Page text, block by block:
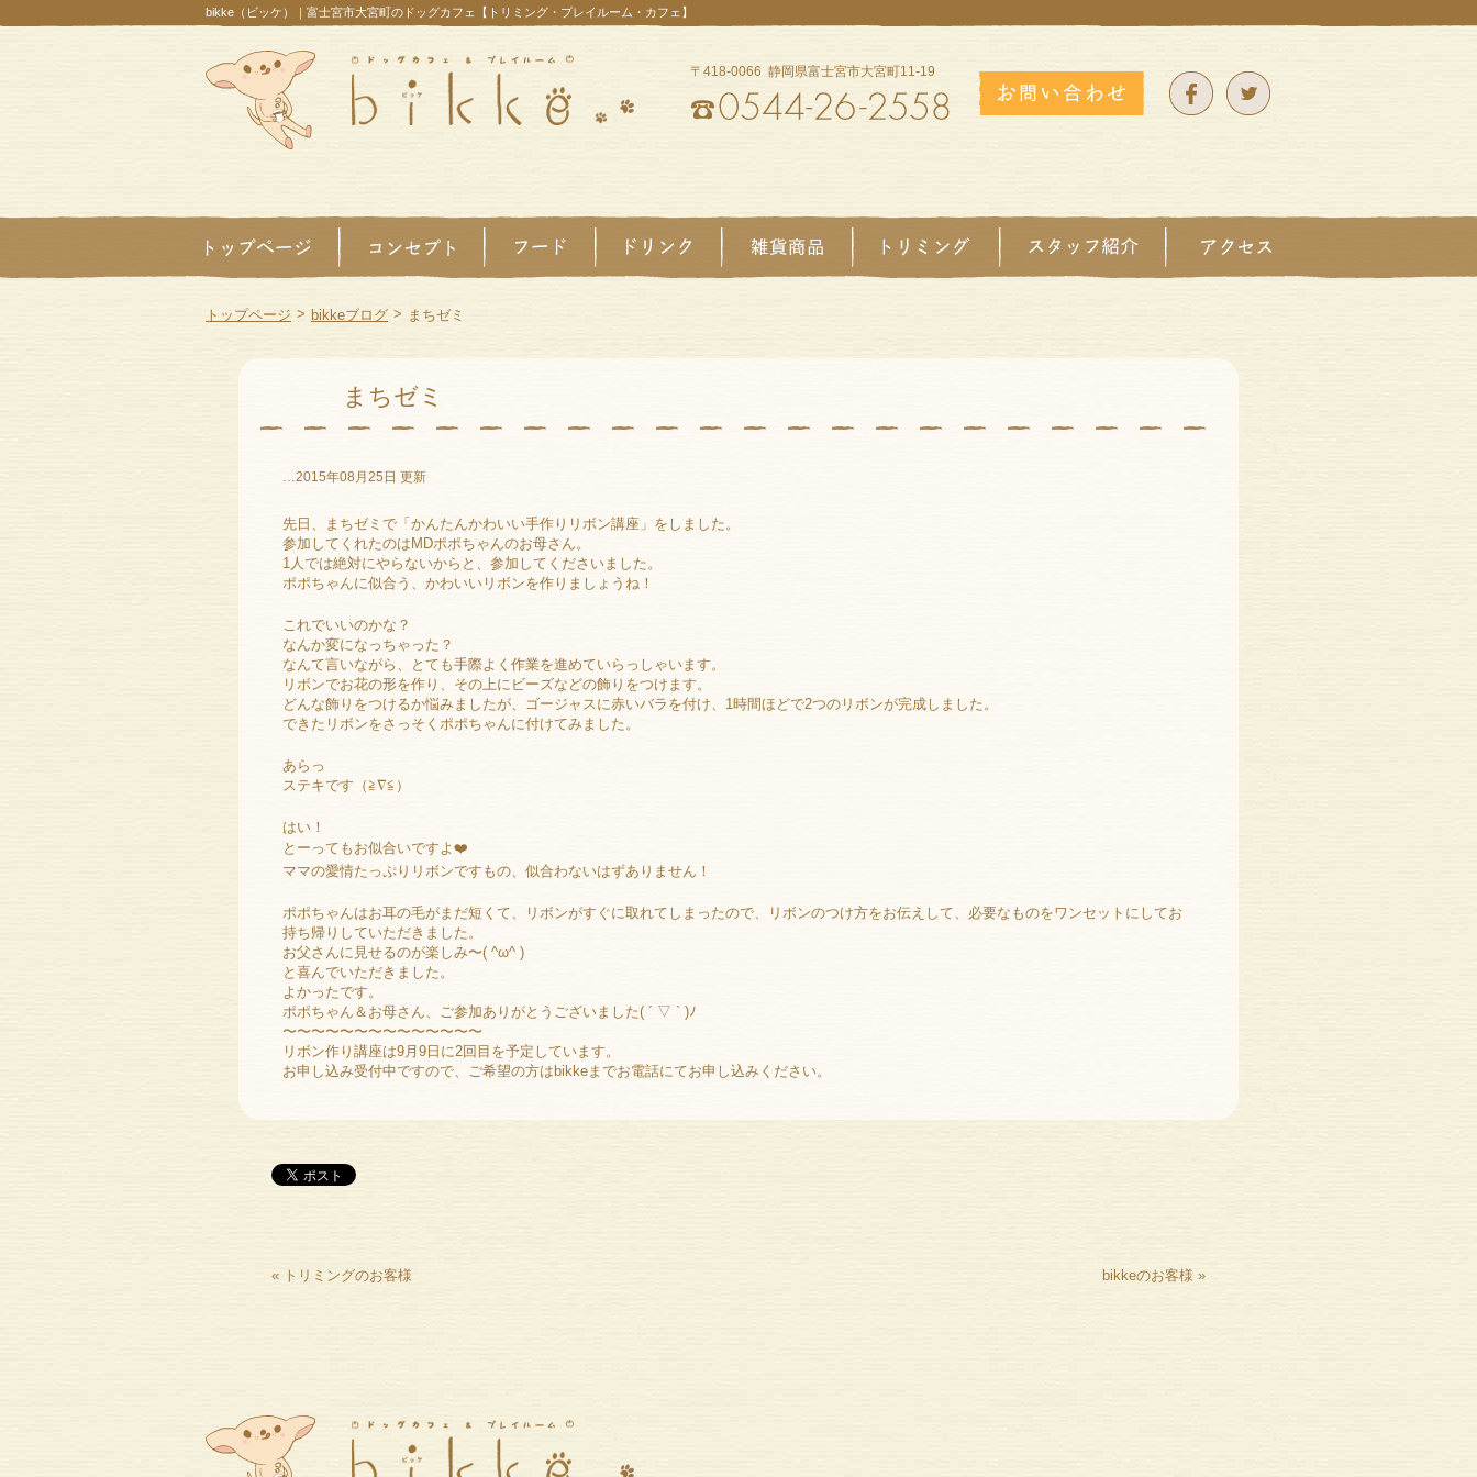
bikke（ビッケ）｜富士宮市大宮町のドッグカフェ【トリミング・プレイルーム・カフェ】
〒418-0066 静岡県富士宮市大宮町11-19
トップページ > bikkeブログ > まちゼミ
まちゼミ
…2015年08月25日 更新
先日、まちゼミで「かんたんかわいい手作りリボン講座」をしました。
参加してくれたのはMDポポちゃんのお母さん。
1人では絶対にやらないからと、参加してくださいました。
ポポちゃんに似合う、かわいいリボンを作りましょうね！
これでいいのかな？
なんか変になっちゃった？
なんて言いながら、とても手際よく作業を進めていらっしゃいます。
リボンでお花の形を作り、その上にビーズなどの飾りをつけます。
どんな飾りをつけるか悩みましたが、ゴージャスに赤いバラを付け、1時間ほどで2つのリボンが完成しました。
できたリボンをさっそくポポちゃんに付けてみました。
あらっ
ステキです（≧∇≦）
はい！
とーってもお似合いですよ❤️
ママの愛情たっぷりリボンですもの、似合わないはずありません！
ポポちゃんはお耳の毛がまだ短くて、リボンがすぐに取れてしまったので、リボンのつけ方をお伝えして、必要なものをワンセットにしてお
持ち帰りしていただきました。
お父さんに見せるのが楽しみ〜( ^ω^ )
と喜んでいただきました。
よかったです。
ポポちゃん＆お母さん、ご参加ありがとうございました( ´ ▽ ` )ﾉ
〜〜〜〜〜〜〜〜〜〜〜〜〜〜
リボン作り講座は9月9日に2回目を予定しています。
お申し込み受付中ですので、ご希望の方はbikkeまでお電話にてお申し込みください。
« トリミングのお客様 bikkeのお客様 »